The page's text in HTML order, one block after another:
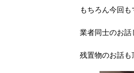
もちろん今回
業者同士のお
残置物のお話も